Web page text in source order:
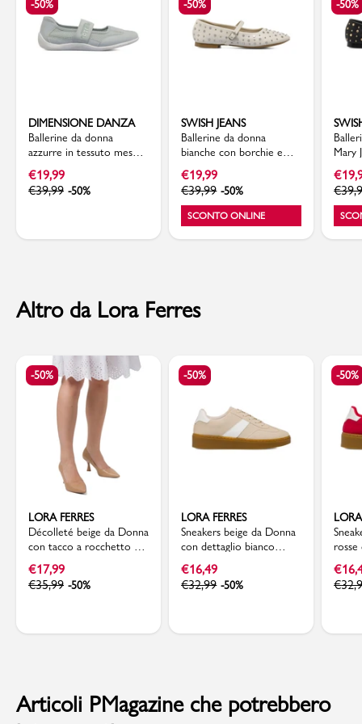
-50%
DIMENSIONE DANZA
Ballerine da donna
azzurre in tessuto mesh
Dimensione Danza
€19,99
€39,99 -50%
-50%
SWISH JEANS
Ballerine da donna
bianche con borchie e
cinturino Swish Jeans
€19,99
€39,99 -50%
SCONTO ONLINE
-50%
Mary
€
€
Altro da Lora Ferres
-50%
LORA FERRES
Décolleté beige da Donna
con tacco a rocchetto 7
cm Lora Ferres
€17,99
€35,99 -50%
-50%
LORA FERRES
Sneakers beige da Donna
con dettaglio bianco
laterale Lora Ferres
€16,49
€32,99 -50%
-50%
rosse
Lora
€
€
Articoli PMagazine che potrebbero